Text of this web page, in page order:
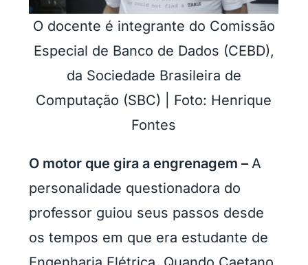
O docente é integrante do Comissão
Especial de Banco de Dados (CEBD),
da Sociedade Brasileira de
Computação (SBC) | Foto: Henrique
Fontes
O motor que gira a engrenagem –A
personalidade questionadora do
professor guiou seus passos desde
os tempos em que era estudante de